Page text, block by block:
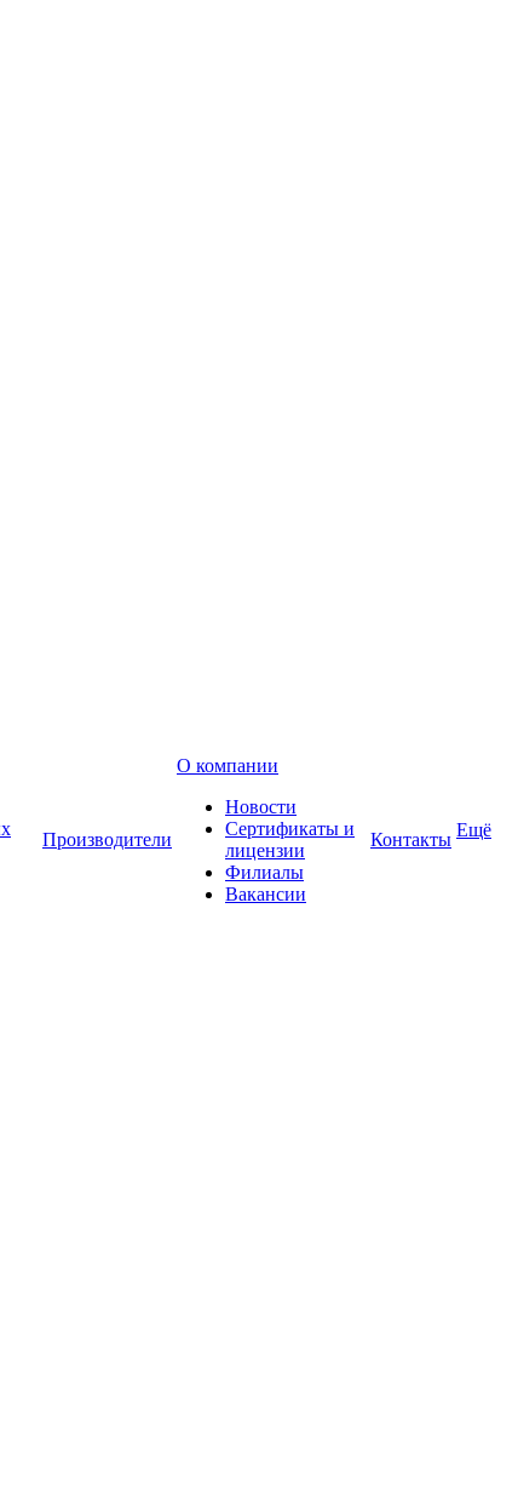
Производители
О компании
Новости
Сертификаты и
лицензии
Филиалы
Вакансии
Контакты Ещё